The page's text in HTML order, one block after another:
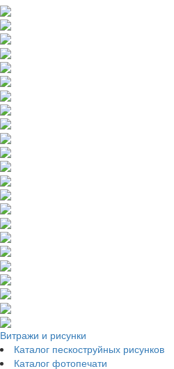
Витражи и рисунки
Каталог пескоструйных рисунков
Каталог фотопечати